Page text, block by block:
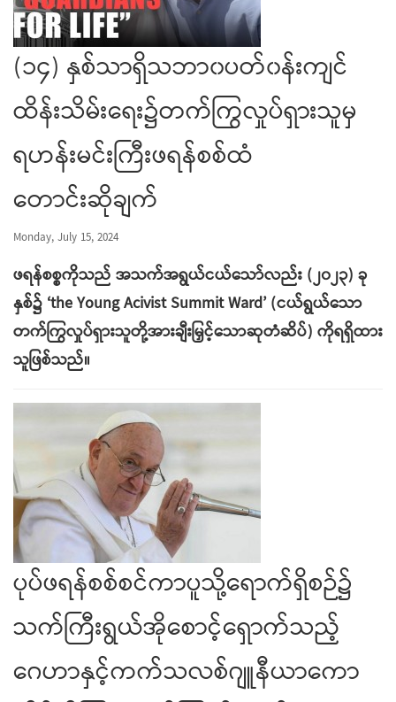
(၁၄) နှစ်သာရှိသဘာ၀ပတ်၀န်းကျင်
ထိန်းသိမ်းရေး၌တက်ကြွလှုပ်ရှားသူမှ
ရဟန်းမင်းကြီးဖရန်စစ်ထံ
တောင်းဆိုချက်
Monday, July 15, 2024
ဖရန်စစ္စကိုသည် အသက်အရွယ်ငယ်သော်လည်း (၂၀၂၃) ခု
နှစ်၌ ‘the Young Acivist Summit Ward’ (ငယ်ရွယ်သော
တက်ကြွလှုပ်ရှားသူတို့အားချီးမြှင့်သောဆုတံဆိပ်) ကိုရရှိထား
သူဖြစ်သည်။
ပုပ်ဖရန်စစ်စင်ကာပူသို့ရောက်ရှိစဉ်၌
သက်ကြီးရွယ်အိုစောင့်ရှောက်သည့်
ဂေဟာနှင့်ကက်သလစ်ဂျူနီယာ‌ကော